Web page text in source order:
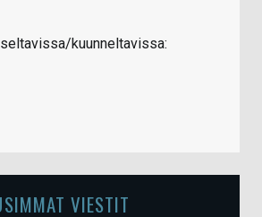
kuunneltavissa:
VIESTIT